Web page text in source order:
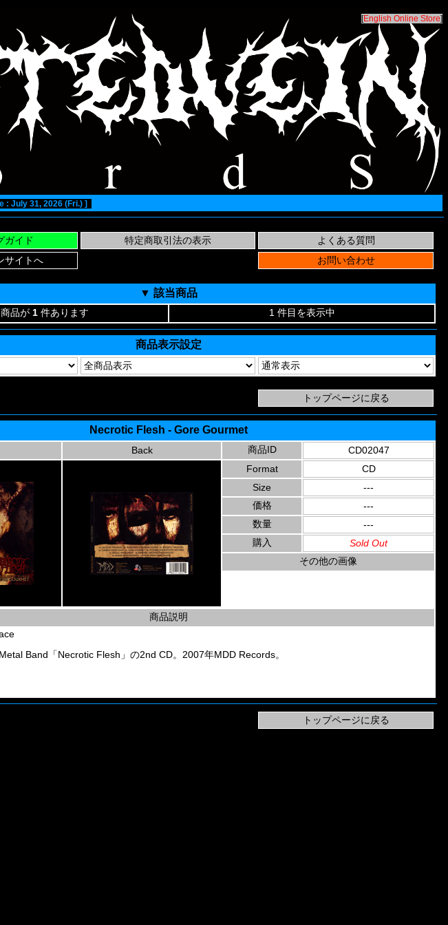
[English Online Store]
: July 31, 2026 (Fri.) ]
▼ 該当商品
品が 1 件あります 1 件目を表示中
商品表示設定
Necrotic Flesh - Gore Gourmet
Back 商品ID
CD02047
Format
CD
Size
---
価格
---
数量
---
購入
Sold Out
その他の画像
商品説明
Band「Necrotic Flesh」の2nd CD。2007年MDD Records。